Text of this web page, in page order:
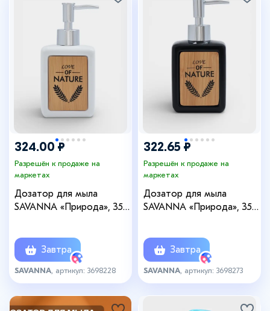
324.00 ₽
Разрешён к продаже на
маркетах
Дозатор для мыла
SAVANNA «Природа», 350
Завтра
SAVANNA , артикул: 3698228
322.65 ₽
Разрешён к продаже на
маркетах
Дозатор для мыла
SAVANNA «Природа», 350
Завтра
SAVANNA , артикул: 3698273